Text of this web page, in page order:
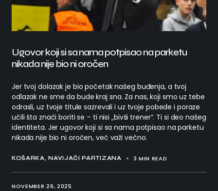
KOŠARKA NAVIJAČI PARTIZANA 3 MIN READ
Ugovor koji si sa nama potpisao na parketu
nikada nije bio ni oročen
Jer tvoj dolazak je bio početak našeg buđenja, a tvoj
odlazak ne sme da bude kraj sna. Za nas, koji smo uz tebe
odrasli, uz tvoje titule sazrevali i uz tvoje pobede i poraze
učili šta znači boriti se – ti nisi „bivši trener“. Ti si deo našeg
identiteta. Jer ugovor koji si sa nama potpisao na parketu
nikada nije bio ni oročen, već važi večno.
NOVEMBER 26, 2025